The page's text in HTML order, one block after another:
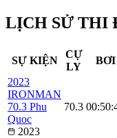
LỊCH SỬ THI
SỰ KIỆN
CỰ
LY
BƠI
2023
IRONMAN
70.3 Phu
Quoc
2023
70.3